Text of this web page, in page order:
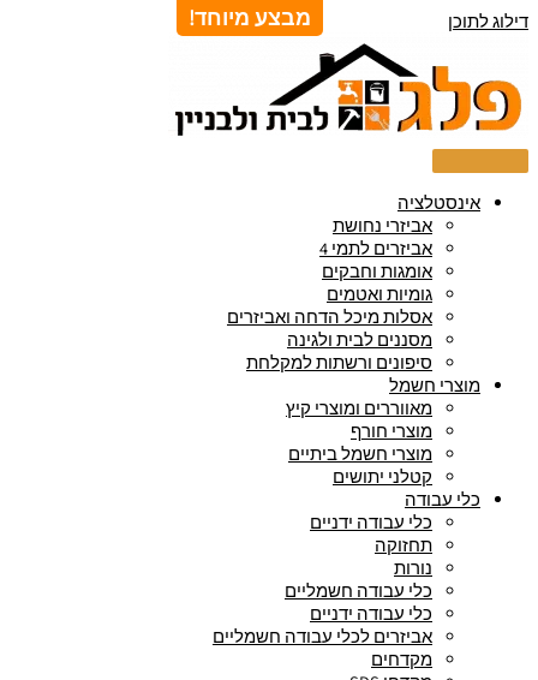
דילוג לתוכן
אינסטלציה
אביזרי נחושת
אביזרים לתמי 4
אומגות וחבקים
גומיות ואטמים
אסלות מיכל הדחה ואביזרים
מסננים לבית ולגינה
סיפונים ורשתות למקלחת
מוצרי חשמל
מאווררים ומוצרי קיץ
מוצרי חורף
מוצרי חשמל ביתיים
קטלני יתושים
כלי עבודה
כלי עבודה ידניים
תחזוקה
נורות
כלי עבודה חשמליים
כלי עבודה ידניים
אביזרים לכלי עבודה חשמליים
מקדחים
מבצע מיוחד!